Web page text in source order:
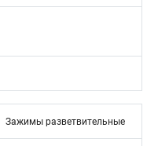
Зажимы разветвительные